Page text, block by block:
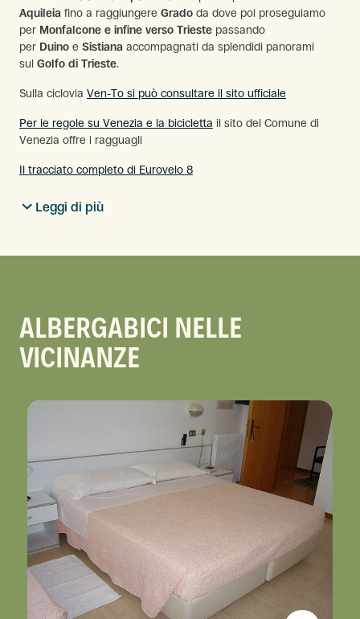
Aquileia fino a raggiungere Grado da dove poi proseguiamo
per Monfalcone e infine verso Trieste passando
per Duino e Sistiana accompagnati da splendidi panorami
sul Golfo di Trieste.
Sulla ciclovia Ven-To si può consultare il sito ufficiale
Per le regole su Venezia e la bicicletta il sito del Comune di
Venezia offre i ragguagli
Il tracciato completo di Eurovelo 8
Leggi di più
ALBERGABICI NELLE
VICINANZE